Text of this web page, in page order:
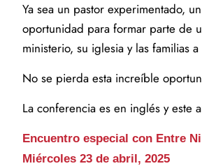
Ya sea un pastor experimentado,
oportunidad para formar parte de
ministerio, su iglesia y las familias
No se pierda esta increíble
La conferencia es en inglés y este
Encuentro especial con Entre
Miércoles 23 de abril, 2025